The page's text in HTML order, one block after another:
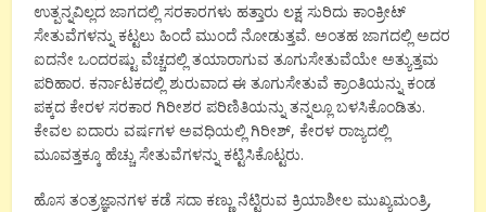
ಉತ್ಪನ್ನವಿಲ್ಲದ ಜಾಗದಲ್ಲಿ ಸರಕಾರಗಳು ಹತ್ತಾರು ಲಕ್ಷ ಸುರಿದು ಕಾಂಕ್ರೀಟ್
ಸೇತುವೆಗಳನ್ನು ಕಟ್ಟಲು ಹಿಂದೆ ಮುಂದೆ ನೋಡುತ್ತವೆ. ಅಂತಹ ಜಾಗದಲ್ಲಿ ಅದರ
ಐದನೇ ಒಂದರಷ್ಟು ವೆಚ್ಚದಲ್ಲಿ ತಯಾರಾಗುವ ತೂಗುಸೇತುವೆಯೇ ಅತ್ಯುತ್ತಮ
ಪರಿಹಾರ. ಕರ್ನಾಟಕದಲ್ಲಿ ಶುರುವಾದ ಈ ತೂಗುಸೇತುವೆ ಕ್ರಾಂತಿಯನ್ನು ಕಂಡ
ಪಕ್ಕದ ಕೇರಳ ಸರಕಾರ ಗಿರೀಶರ ಪರಿಣಿತಿಯನ್ನು ತನ್ನಲ್ಲೂ ಬಳಸಿಕೊಂಡಿತು.
ಕೇವಲ ಐದಾರು ವರ್ಷಗಳ ಅವಧಿಯಲ್ಲಿ ಗಿರೀಶ್, ಕೇರಳ ರಾಜ್ಯದಲ್ಲಿ
ಮೂವತ್ತಕ್ಕೂ ಹೆಚ್ಚು ಸೇತುವೆಗಳನ್ನು ಕಟ್ಟಿಸಿಕೊಟ್ಟರು.
ಹೊಸ ತಂತ್ರಜ್ಞಾನಗಳ ಕಡೆ ಸದಾ ಕಣ್ಣು ನೆಟ್ಟಿರುವ ಕ್ರಿಯಾಶೀಲ ಮುಖ್ಯಮಂತ್ರಿ,